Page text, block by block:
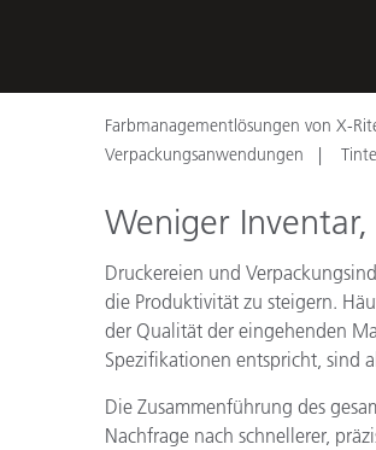
Farbmanagementlösungen von X-
Verpackungsanwendungen
Weniger
Druckereien und
die Produktivität zu steigern.
der Qualität der eingehenden
Spezifikationen entspricht, sind
Die Zusammenführung des
Nachfrage nach schnellerer,